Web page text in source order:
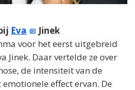
Eva
Jinek
voor het eerst uitgebreid
Jinek. Daar vertelde ze over
de intensiteit van de
effect ervan. De